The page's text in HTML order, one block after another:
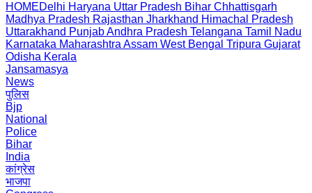
HOMEDelhi Haryana Uttar Pradesh Bihar Chhattisgarh
Madhya Pradesh Rajasthan Jharkhand Himachal Pradesh
Uttarakhand PunjabAndhra Pradesh Telangana Tamil Nadu
Karnataka Maharashtra Assam West Bengal Tripura Gujarat
Odisha Kerala
Jansamasya
News
पुलिस
Bjp
National
Police
Bihar
India
कांग्रेस
भाजपा